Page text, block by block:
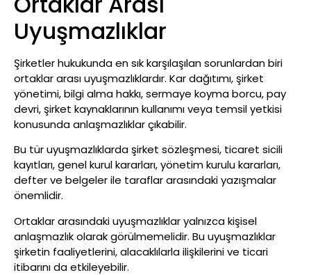
Uyuşmazlıklar
Şirketler hukukunda en sık karşılaşılan sorunlardan biri
ortaklar arası uyuşmazlıklardır. Kar dağıtımı, şirket
yönetimi, bilgi alma hakkı, sermaye koyma borcu, pay
devri, şirket kaynaklarının kullanımı veya temsil yetkisi
konusunda anlaşmazlıklar çıkabilir.
Bu tür uyuşmazlıklarda şirket sözleşmesi, ticaret sicili
kayıtları, genel kurul kararları, yönetim kurulu kararları,
defter ve belgeler ile taraflar arasındaki yazışmalar
önemlidir.
Ortaklar arasındaki uyuşmazlıklar yalnızca kişisel
anlaşmazlık olarak görülmemelidir. Bu uyuşmazlıklar
şirketin faaliyetlerini, alacaklılarla ilişkilerini ve ticari
itibarını da etkileyebilir.